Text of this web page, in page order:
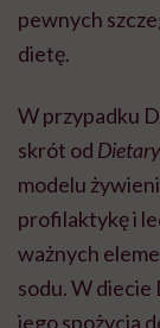
pewnych
dietę.
W przypadku
skrót od
modelu
profilaktykę i
ważnych
sodu. W diecie
jego spożycia